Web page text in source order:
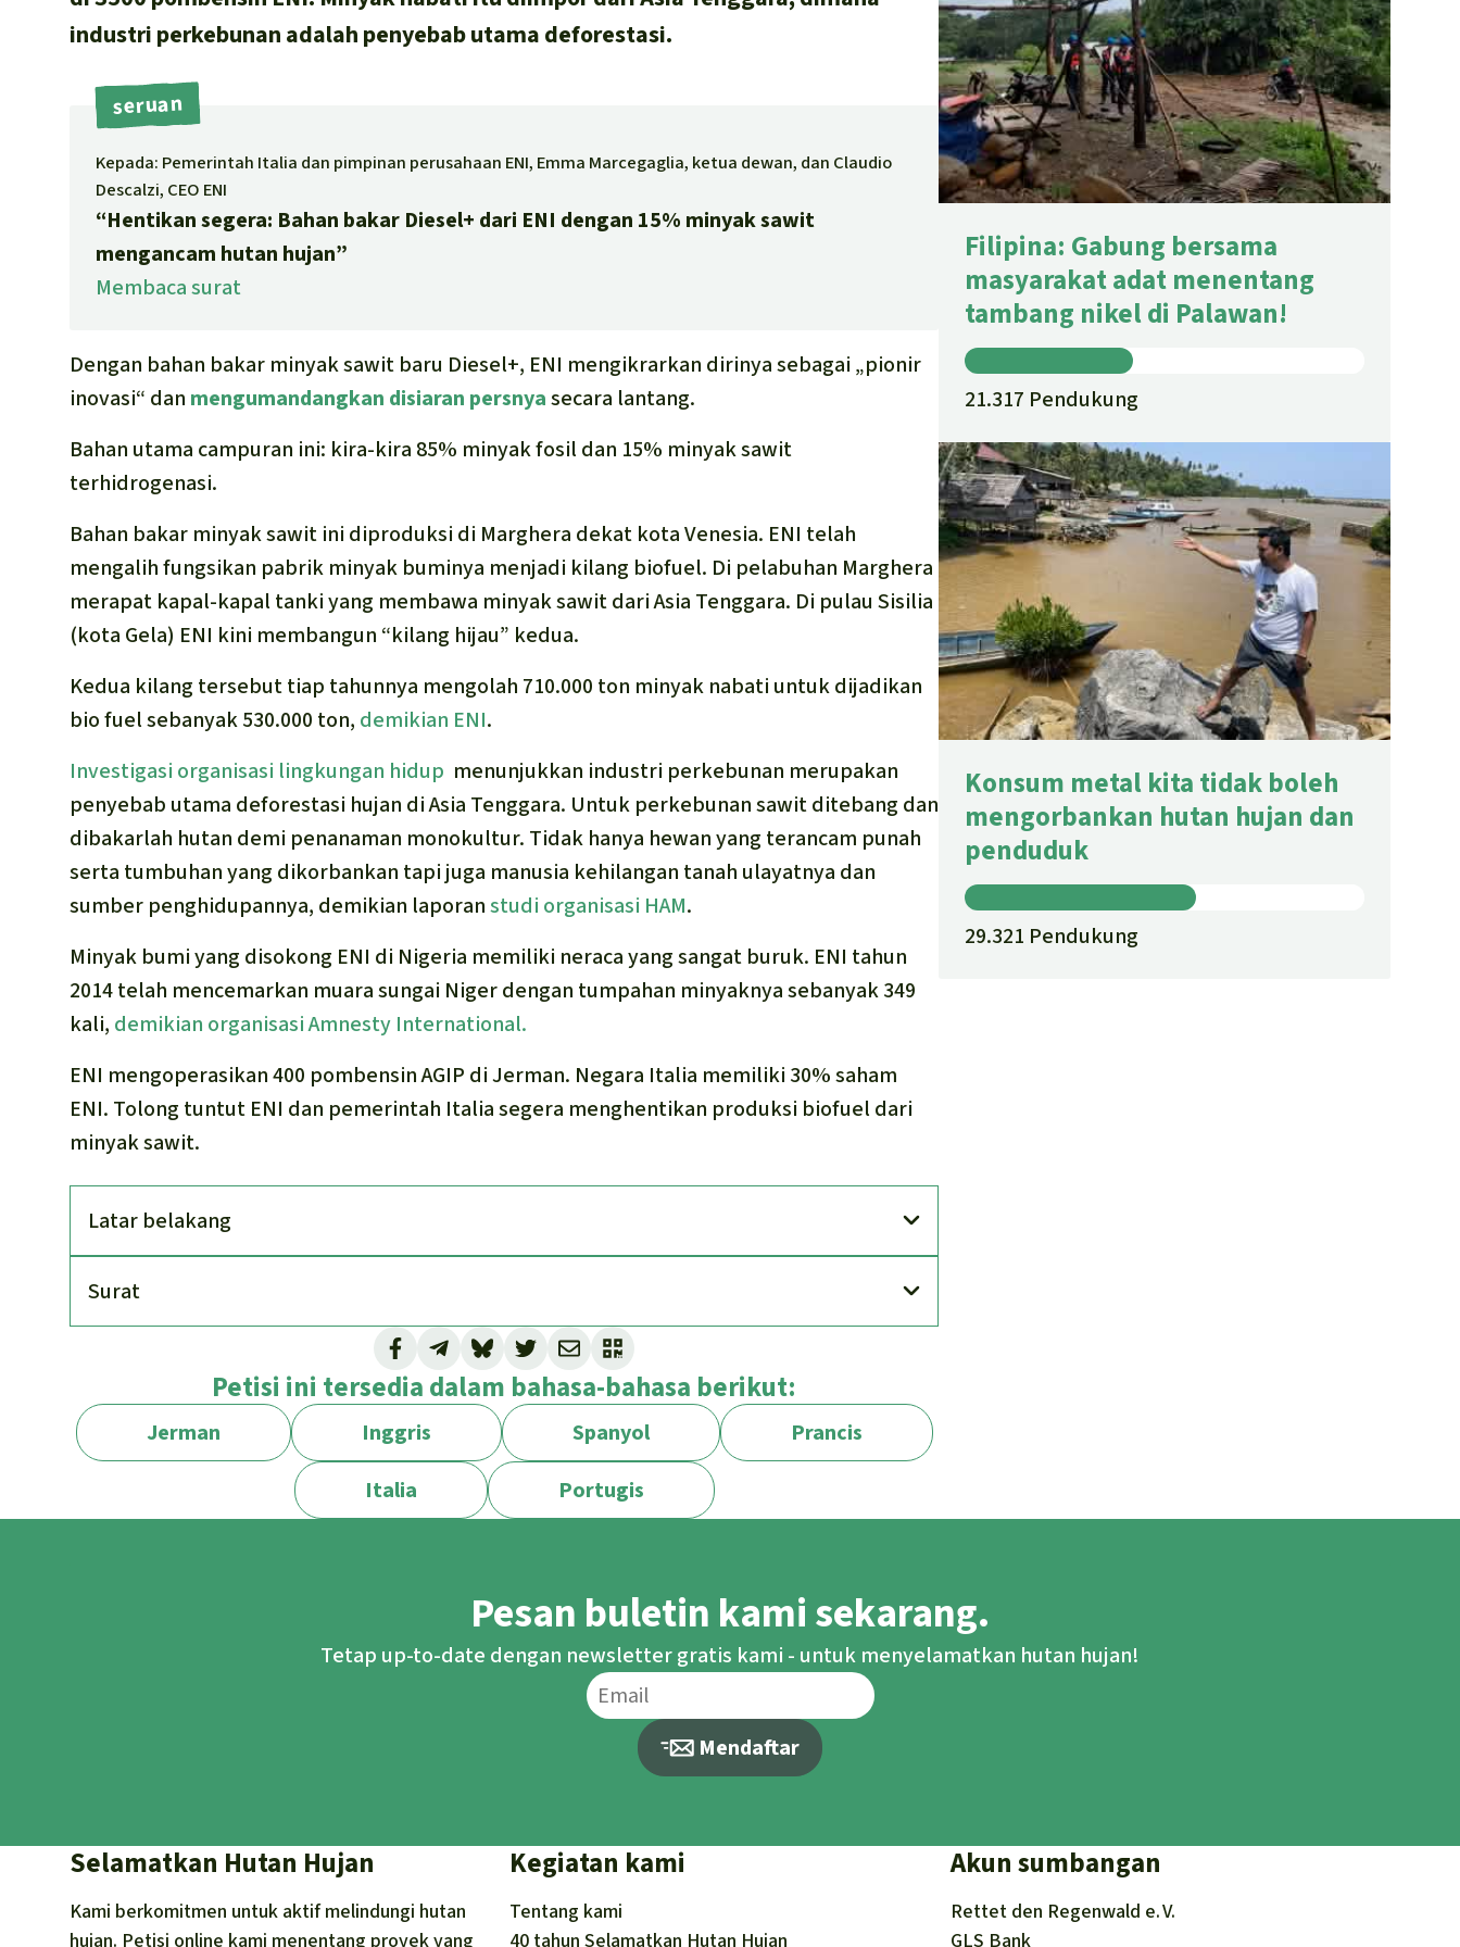
industri perkebunan adalah penyebab utama deforestasi.
seruan
Kepada: Pemerintah Italia dan pimpinan perusahaan ENI, Emma Marcegaglia, ketua dewan, dan Claudio
Descalzi, CEO ENI
“Hentikan segera: Bahan bakar Diesel+ dari ENI dengan 15% minyak sawit
mengancam hutan hujan”
Membaca surat
Dengan bahan bakar minyak sawit baru Diesel+, ENI mengikrarkan dirinya sebagai „pionir
inovasi“ dan mengumandangkan disiaran persnyasecara lantang.
Bahan utama campuran ini: kira-kira 85% minyak fosil dan 15% minyak sawit
terhidrogenasi.
Bahan bakar minyak sawit ini diproduksi di Marghera dekat kota Venesia. ENI telah
mengalih fungsikan pabrik minyak buminya menjadi kilang biofuel. Di pelabuhan Marghera
merapat kapal-kapal tanki yang membawa minyak sawit dari Asia Tenggara. Di pulau Sisilia
(kota Gela) ENI kini membangun “kilang hijau” kedua.
Kedua kilang tersebut tiap tahunnya mengolah 710.000 ton minyak nabati untuk dijadikan
bio fuel sebanyak 530.000 ton, demikian ENI.
Investigasi organisasi lingkungan hidup menunjukkan industri perkebunan merupakan
penyebab utama deforestasi hujan di Asia Tenggara. Untuk perkebunan sawit ditebang dan
dibakarlah hutan demi penanaman monokultur. Tidak hanya hewan yang terancam punah
serta tumbuhan yang dikorbankan tapi juga manusia kehilangan tanah ulayatnya dan
sumber penghidupannya, demikian laporanstudi organisasi HAM.
Minyak bumi yang disokong ENI di Nigeria memiliki neraca yang sangat buruk. ENI tahun
2014 telah mencemarkan muara sungai Niger dengan tumpahan minyaknya sebanyak 349
kali, demikian organisasi Amnesty International.
ENI mengoperasikan 400 pombensin AGIP di Jerman. Negara Italia memiliki 30% saham
ENI. Tolong tuntut ENI dan pemerintah Italia segera menghentikan produksi biofuel dari
minyak sawit.
Latar belakang
Surat
Petisi ini tersedia dalam bahasa-bahasa berikut:
Jerman Inggris Spanyol
Prancis
Italia
Portugis
Filipina: Gabung bersama
masyarakat adat menentang
tambang nikel di Palawan!
21.317 Pendukung
Konsum metal kita tidak boleh
mengorbankan hutan hujan dan
penduduk
29.321 Pendukung
Pesan buletin kami sekarang.
Tetap up-to-date dengan newsletter gratis kami - untuk menyelamatkan hutan hujan!
Mendaftar
Selamatkan Hutan Hujan
Kami berkomitmen untuk aktif melindungi hutan
hujan. Petisi online kami menentang proyek yang
Kegiatan kami
Tentang kami
40 tahun Selamatkan Hutan Hujan
Akun sumbangan
Rettet den Regenwald e. V.
GLS Bank